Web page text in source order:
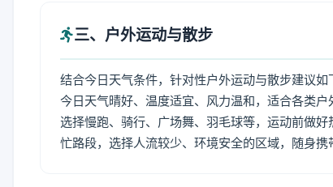
三、户外运动与散步
结合今日天气条件，针对性户外运动与散步建议如
今日天气晴好、温度适宜、风力温和，适合各类
选择慢跑、骑行、广场舞、羽毛球等，运动前做
忙路段，选择人流较少、环境安全的区域，随身携